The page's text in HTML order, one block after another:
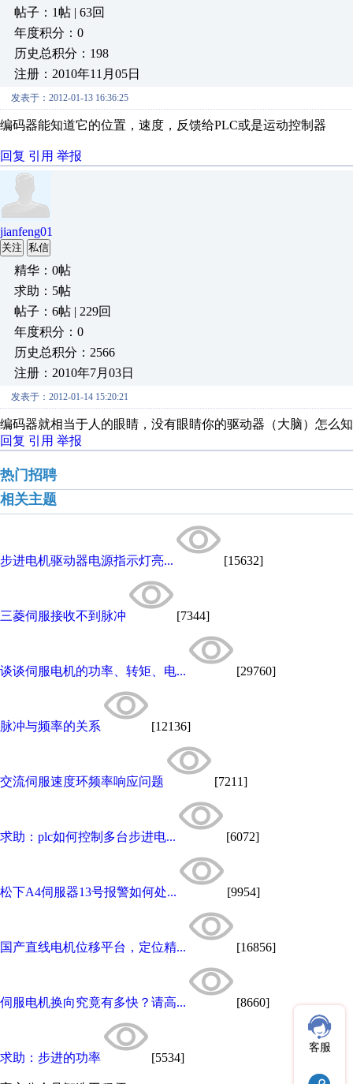
帖子：1帖 | 63回
年度积分：0
历史总积分：198
注册：2010年11月05日
发表于：2012-01-13 16:36:25
编码器能知道它的位置，速度，反馈给PLC或是运动控制器
回复 引用 举报
jianfeng01
关注 私信
精华：0帖
求助：5帖
帖子：6帖 | 229回
年度积分：0
历史总积分：2566
注册：2010年7月03日
发表于：2012-01-14 15:20:21
编码器就相当于人的眼睛，没有眼睛你的驱动器（大脑）怎么
回复 引用 举报
热门招聘
相关主题
步进电机驱动器电源指示灯亮... [15632]
三菱伺服接收不到脉冲 [7344]
谈谈伺服电机的功率、转矩、电... [29760]
脉冲与频率的关系 [12136]
交流伺服速度环频率响应问题 [7211]
求助：plc如何控制多台步进电... [6072]
松下A4伺服器13号报警如何处... [9954]
国产直线电机位移平台，定位精... [16856]
伺服电机换向究竟有多快？请高... [8660]
求助：步进的功率 [5534]
客服